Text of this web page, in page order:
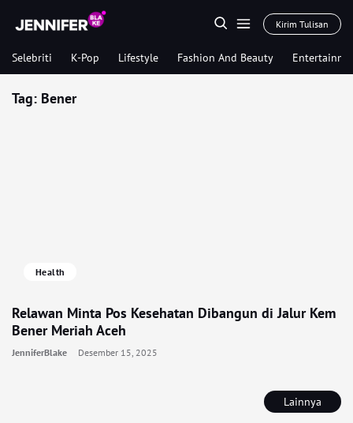
Kirim Tulisan
Selebriti K-Pop Lifestyle Fashion And Beauty
Lainnya
Tag: Bener
Health
Relawan Minta Pos Kesehatan Dibangun di Jalur Kem
Bener Meriah Aceh
JenniferBlake Desember 15, 2025